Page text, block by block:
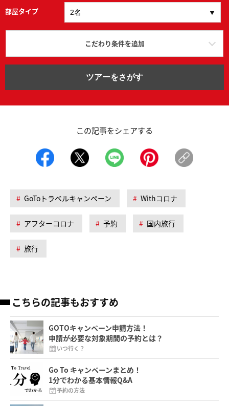
部屋タイプ
こだわり条件を追加
ツアーをさがす
この記事をシェアする
GoToトラベルキャンペーン Withコロナ
アフターコロナ 予約 国内旅行
旅行
こちらの記事もおすすめ
GOTOキャンペーン申請方法！
申請が必要な対象期間の予約とは？
いつ行く？
Go To キャンペーンまとめ！
1分でわかる基本情報Q&A
予約の方法